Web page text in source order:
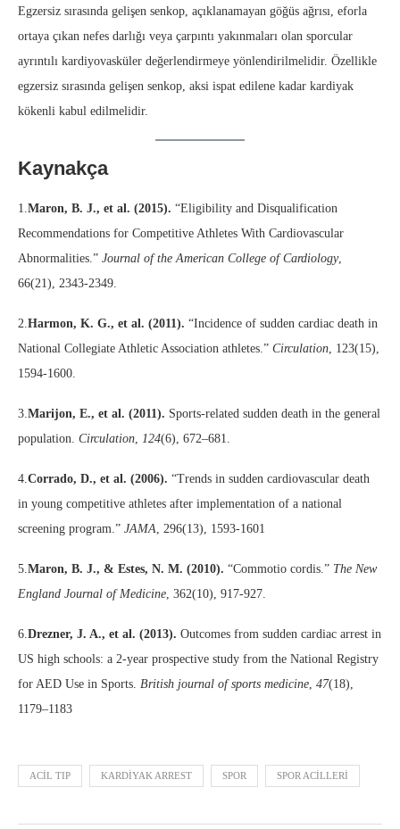
Egzersiz sırasında gelişen senkop, açıklanamayan göğüs ağrısı, eforla
ortaya çıkan nefes darlığı veya çarpıntı yakınmaları olan sporcular
ayrıntılı kardiyovasküler değerlendirmeye yönlendirilmelidir. Özellikle
egzersiz sırasında gelişen senkop, aksi ispat edilene kadar kardiyak
kökenli kabul edilmelidir.
Kaynakça
1.Maron, B. J., et al. (2015). “Eligibility and Disqualification
Recommendations for Competitive Athletes With Cardiovascular
Abnormalities.” Journal of the American College of Cardiology,
66(21), 2343-2349.
2.Harmon, K. G., et al. (2011). “Incidence of sudden cardiac death in
National Collegiate Athletic Association athletes.” Circulation, 123(15),
1594-1600.
3.Marijon, E., et al. (2011). Sports-related sudden death in the general
population. Circulation, 124(6), 672–681.
4.Corrado, D., et al. (2006). “Trends in sudden cardiovascular death
in young competitive athletes after implementation of a national
screening program.” JAMA, 296(13), 1593-1601
5.Maron, B. J., & Estes, N. M. (2010). “Commotio cordis.” The New
England Journal of Medicine, 362(10), 917-927.
6.Drezner, J. A., et al. (2013). Outcomes from sudden cardiac arrest in
US high schools: a 2-year prospective study from the National Registry
for AED Use in Sports. British journal of sports medicine, 47(18),
1179–1183
ACIL TIP KARDIYAK ARREST SPOR SPOR ACILLERI